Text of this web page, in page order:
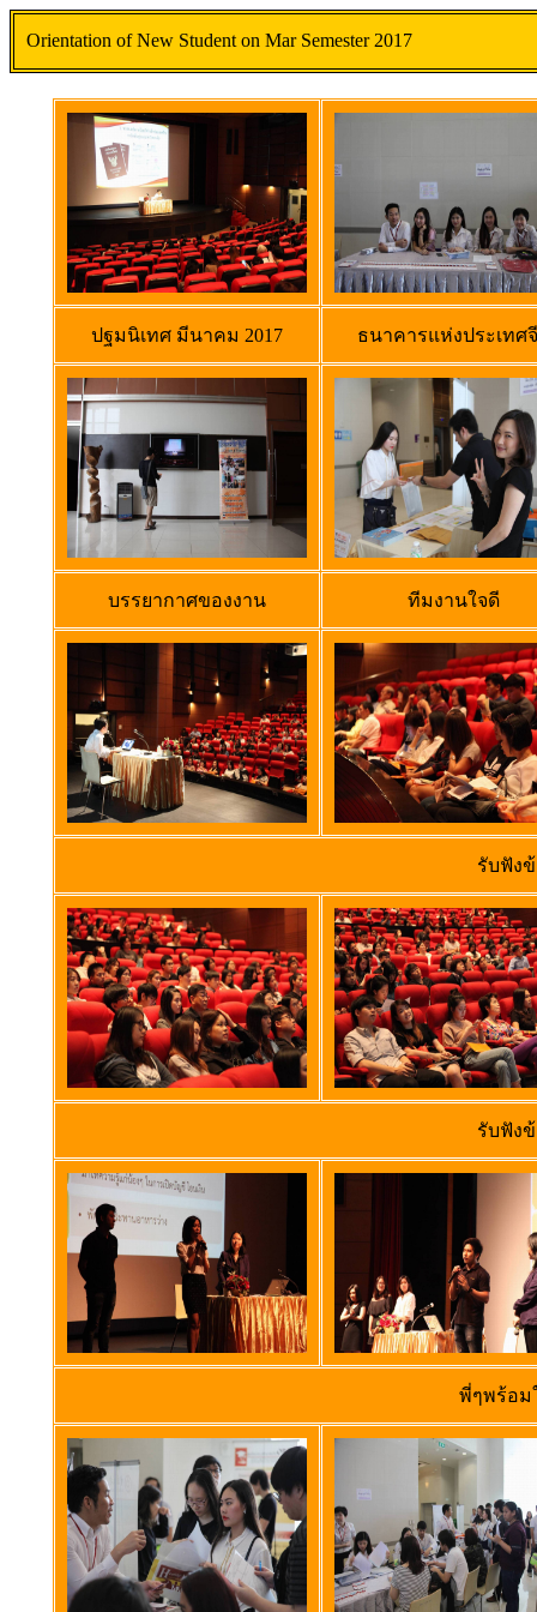
Orientation of New Student on Mar Semester 2017
ปฐมนิเทศ มีนาคม 2017 ธนาคารแห่งประเทศ
บรรยากาศของงาน ทีมงานใจดี
รับฟัง
รับฟัง
พี่ๆพร้อม